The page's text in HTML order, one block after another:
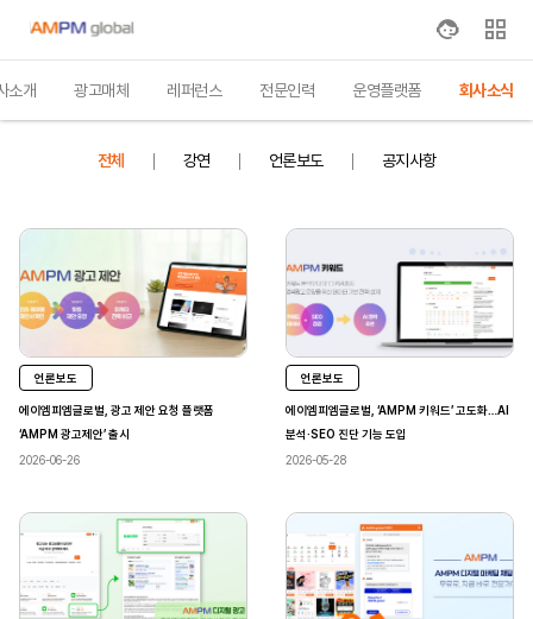
소개 광고매체 레퍼런스 전문인력 운영플랫폼 회사소식
전체 강연 언론보도 공지사항
언론보도
에이엠피엠글로벌, 광고 제안 요청 플랫폼
‘AMPM 광고제안’ 출시
2026-06-26
언론보도
에이엠피엠글로벌, ‘AMPM 키워드’ 고도화…AI
분석·SEO 진단 기능 도입
2026-05-28